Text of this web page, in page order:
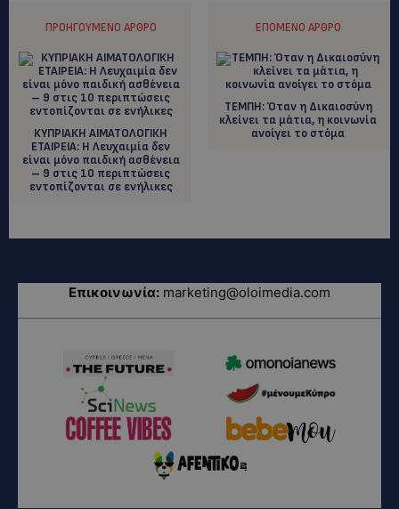
ΠΡΟΗΓΟΎΜΕΝΟ ΆΡΘΡΟ
ΚΥΠΡΙΑΚΗ ΑΙΜΑΤΟΛΟΓΙΚΗ
ΕΤΑΙΡΕΙΑ: Η Λευχαιμία δεν
είναι μόνο παιδική ασθένεια
– 9 στις 10 περιπτώσεις
εντοπίζονται σε ενήλικες
ΕΠΌΜΕΝΟ ΆΡΘΡΟ
ΤΕΜΠΗ: Όταν η Δικαιοσύνη
κλείνει τα μάτια, η κοινωνία
ανοίγει το στόμα
Επικοινωνία: marketing@oloimedia.com